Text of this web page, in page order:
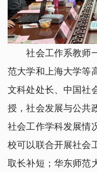
社会工作系教师一
范大学和上海大学等
文科处处长、中国社
授，社会发展与公共
社会工作学科发展情
校可以联合开展社会
取长补短；华东师范